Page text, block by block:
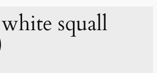
white squall